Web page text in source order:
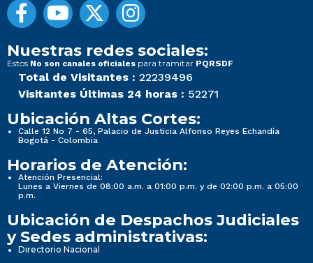
Nuestras redes sociales:
Estos No son canales oficiales para tramitar PQRSDF
Total de Visitantes : 22239496
Visitantes Últimas 24 horas : 52271
Ubicación Altas Cortes:
Calle 12 No 7 - 65, Palacio de Justicia Alfonso Reyes Echandía
Bogotá - Colombia
Horarios de Atención:
Atención Presencial:
Lunes a Viernes de 08:00 a.m. a 01:00 p.m. y de 02:00 p.m. a 05:00
p.m.
Ubicación de Despachos Judiciales
y Sedes administrativas:
Directorio Nacional